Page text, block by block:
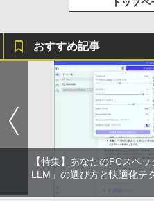
￥810
トップ
おすすめ記事
【特集】あなたのPCスペ
LLM」の選び方と快適化テ